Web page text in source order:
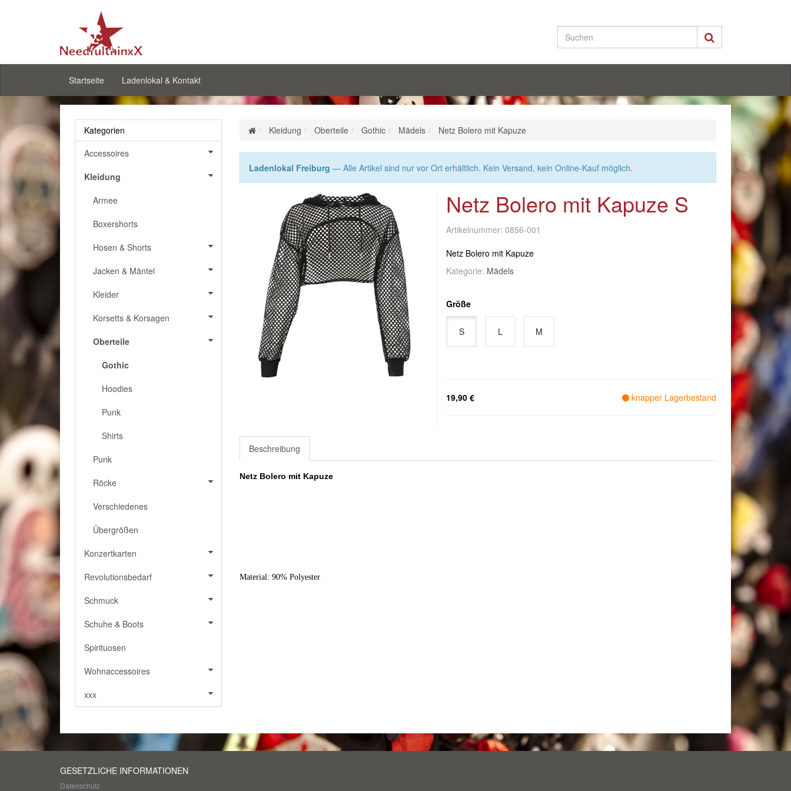
Startseite Ladenlokal & Kontakt
Kleidung Oberteile Gothic Mädels Netz Bolero mit Kapuze
Ladenlokal Freiburg — Alle Artikel sind nur vor Ort erhältlich. Kein Versand, kein Online-Kauf möglich.
Netz Bolero mit Kapuze S
Artikelnummer: 0856-001
Netz Bolero mit Kapuze
Kategorie: Mädels
Größe
S L M
19,90 € knapper Lagerbestand
Beschreibung
Netz Bolero mit Kapuze
Material: 90% Polyester
Kategorien
Accessoires
Kleidung
Armee
Boxershorts
Hosen & Shorts
Jacken & Mäntel
Kleider
Korsetts & Korsagen
Oberteile
Gothic
Hoodies
Punk
Shirts
Punk
Röcke
Verschiedenes
Übergrößen
Konzertkarten
Revolutionsbedarf
Schmuck
Schuhe & Boots
Spirituosen
Wohnaccessoires
xxx
GESETZLICHE INFORMATIONEN
Datenschutz